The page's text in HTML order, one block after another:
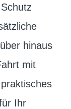
hinaus
mit
Ihr